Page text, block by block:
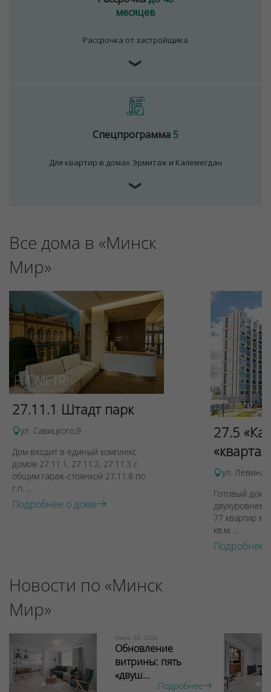
месяцев
Рассрочка от застройщика
❯
Спецпрограмма5
Для квартир в домах Эрмитаж и Калемегдан
❯
Все дома в «Минск
Мир»
27.11.1 Штадт парк
ул. Савицкого,9
Дом входит в единый комплекс
домов 27.11.1, 27.11.2, 27.11.3 с
общим гараж-стоянкой 27.11.8 по
г.п. ...
Подробнее о доме
27.5
ул. Левина,
Готовый дом
77 квартир
кв.м. ...
Подробнее
Новости по «Минск
Мир»
Июнь 26, 2026
Обновление
витрины: пять
«двуш...
Подробнее